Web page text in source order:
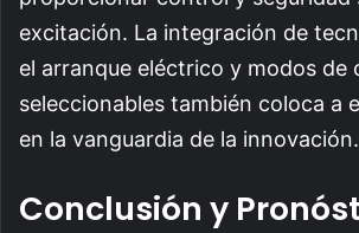
excitación. La integración de
el arranque eléctrico y modos de
seleccionables también coloca a
en la vanguardia de la innovación.
Conclusión y